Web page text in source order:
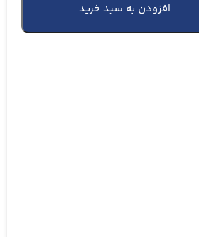
افزودن به سبد خرید